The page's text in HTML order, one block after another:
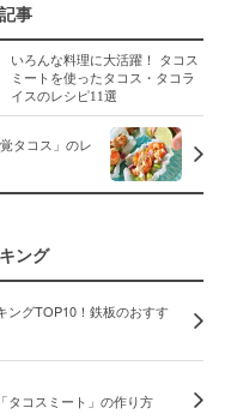
事
いろんな料理に大活躍！ タコス
ミートを使ったタコス・タコラ
イスのレシピ11選
タコス」のレ
ング
ングTOP10！鉄板のおすす
タコスミート」の作り方